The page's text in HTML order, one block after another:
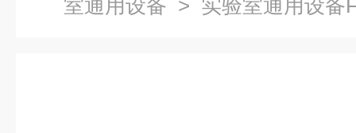
室通用设备 > 实验室通用设备